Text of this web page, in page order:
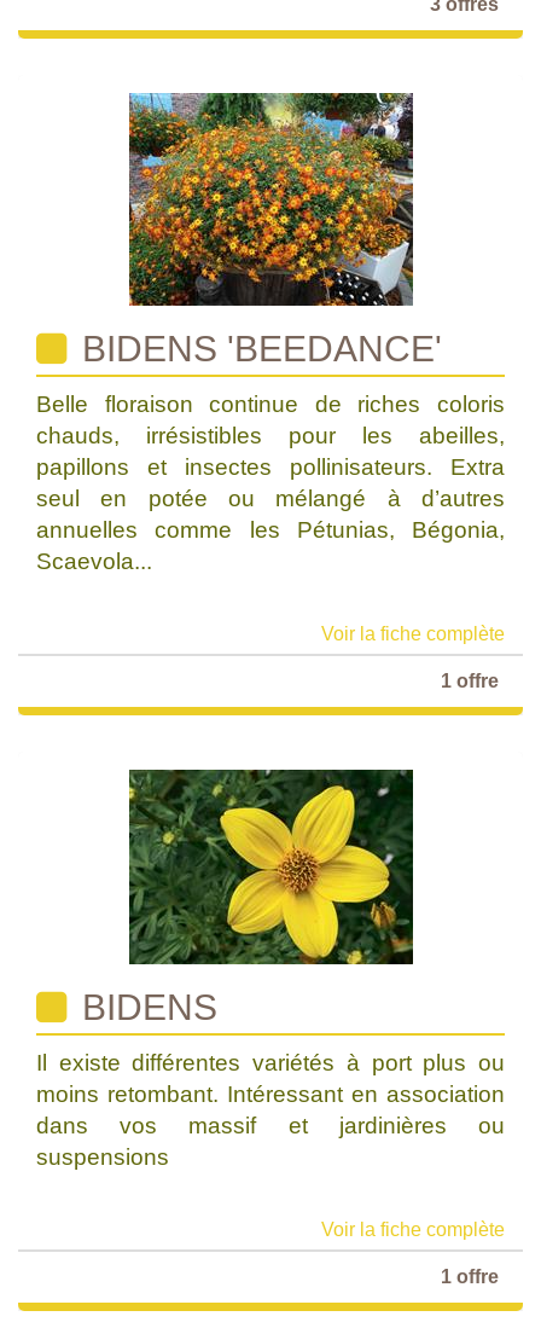
3 offres
BIDENS 'BEEDANCE'
Belle floraison continue de riches coloris
chauds, irrésistibles pour les abeilles,
papillons et insectes pollinisateurs. Extra
seul en potée ou mélangé à d’autres
annuelles comme les Pétunias, Bégonia,
Scaevola...
Voir la fiche complète
1 offre
BIDENS
Il existe différentes variétés à port plus ou
moins retombant. Intéressant en association
dans vos massif et jardinières ou
suspensions
Voir la fiche complète
1 offre